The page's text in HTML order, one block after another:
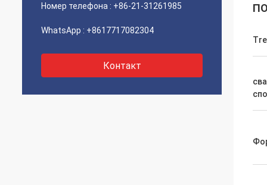
Номер телефона : +86-21-31261985
WhatsApp : +8617717082304
Контакт